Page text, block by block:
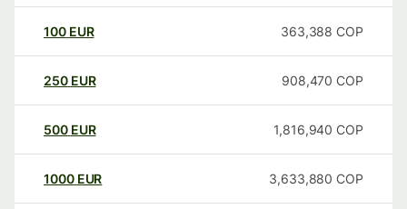
100 EUR 363,388 COP
250 EUR 908,470 COP
500 EUR 1,816,940 COP
1000 EUR 3,633,880 COP